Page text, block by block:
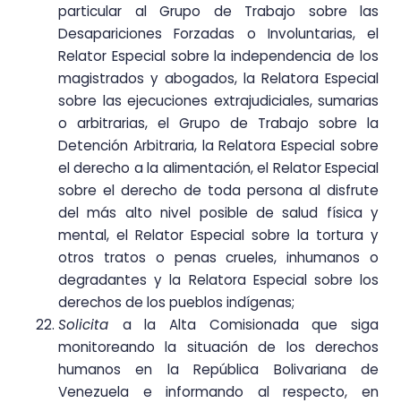
particular al Grupo de Trabajo sobre las
Desapariciones Forzadas o Involuntarias, el
Relator Especial sobre la independencia de los
magistrados y abogados, la Relatora Especial
sobre las ejecuciones extrajudiciales, sumarias
o arbitrarias, el Grupo de Trabajo sobre la
Detención Arbitraria, la Relatora Especial sobre
el derecho a la alimentación, el Relator Especial
sobre el derecho de toda persona al disfrute
del más alto nivel posible de salud física y
mental, el Relator Especial sobre la tortura y
otros tratos o penas crueles, inhumanos o
degradantes y la Relatora Especial sobre los
derechos de los pueblos indígenas;
Solicita a la Alta Comisionada que siga
monitoreando la situación de los derechos
humanos en la República Bolivariana de
Venezuela e informando al respecto, en